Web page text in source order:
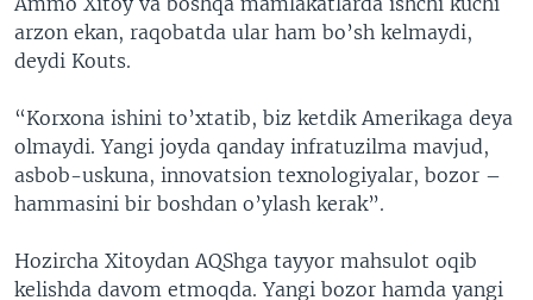
arzon ekan, raqobatda ular ham bo’sh kelmaydi,
deydi Kouts.
“Korxona ishini to’xtatib, biz ketdik Amerikaga deya
olmaydi. Yangi joyda qanday infratuzilma mavjud,
asbob-uskuna, innovatsion texnologiyalar, bozor –
hammasini bir boshdan o’ylash kerak”.
Hozircha Xitoydan AQShga tayyor mahsulot oqib
kelishda davom etmoqda. Yangi bozor hamda yangi